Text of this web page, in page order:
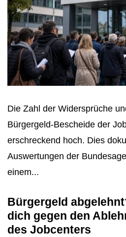
Die Zahl der Widersprüche
Bürgergeld-Bescheide der
erschreckend hoch. Dies
Auswertungen der
einem...
Bürgergeld
dich gegen den
des Jobcenters